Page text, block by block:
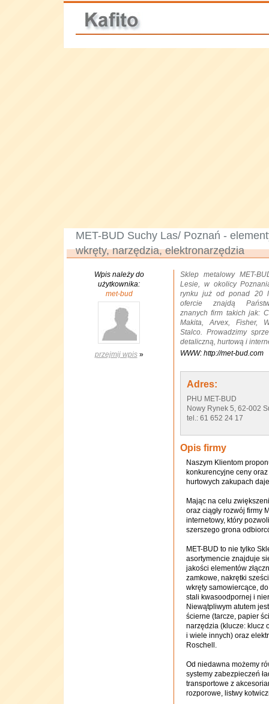
MET-BUD Suchy Las/ Poznań -
wkręty, narzędzia, elektronarzędzia
Wpis należy do
użytkownika:
met-bud
przejmij wpis»
Sklep metalowy MET-
Lesie, w okolicy
rynku już od ponad 20
ofercie znajdą
znanych firm takich jak:
Makita, Arvex, Fisher,
Stalco. Prowadzimy
detaliczną, hurtową i
WWW: http://met-bud.com
Adres:
PHU MET-BUD
Nowy Rynek 5, 62-002
tel.: 61 652 24 17
Opis firmy
Naszym Klientom
konkurencyjne ceny
hurtowych zakupach
Mając na celu
oraz ciągły rozwój firmy
internetowy, który
szerszego grona
MET-BUD to nie tylko
asortymencie znajduje
jakości elementów
zamkowe, nakrętki
wkręty samowiercące,
stali kwasoodpornej i
Niewątpliwym atutem
ścierne (tarcze, papier
narzędzia (klucze: klucz
i wiele innych) oraz
Roschell.
Od niedawna możemy
systemy zabezpieczeń
transportowe z
rozporowe, listwy